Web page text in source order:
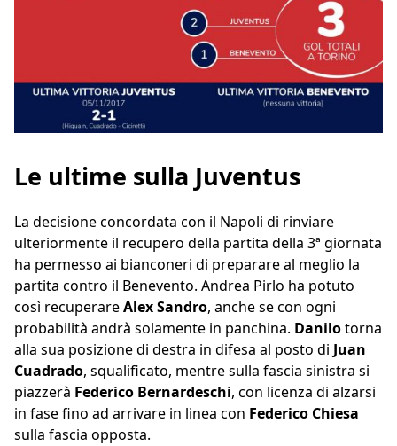
Le ultime sulla Juventus
La decisione concordata con il Napoli di rinviare
ulteriormente il recupero della partita della 3ª giornata
ha permesso ai bianconeri di preparare al meglio la
partita contro il Benevento. Andrea Pirlo ha potuto
così recuperareAlex Sandro, anche se con ogni
probabilità andrà solamente in panchina. Danilotorna
alla sua posizione di destra in difesa al posto di Juan
Cuadrado, squalificato, mentre sulla fascia sinistra si
piazzerà Federico Bernardeschi, con licenza di alzarsi
in fase fino ad arrivare in linea con Federico Chiesa
sulla fascia opposta.